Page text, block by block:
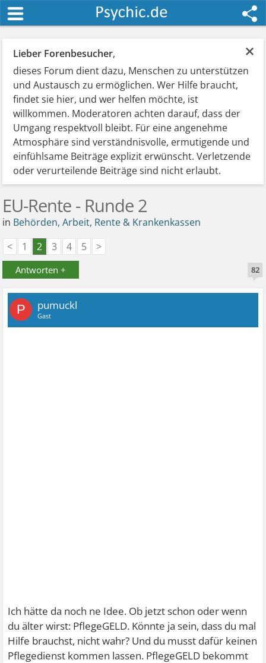
×
Lieber Forenbesucher,
dieses Forum dient dazu, Menschen zu unterstützen
und Austausch zu ermöglichen. Wer Hilfe braucht,
findet sie hier, und wer helfen möchte, ist
willkommen. Moderatoren achten darauf, dass der
Umgang respektvoll bleibt. Für eine angenehme
Atmosphäre sind verständnisvolle, ermutigende und
einfühlsame Beiträge explizit erwünscht. Verletzende
oder verurteilende Beiträge sind nicht erlaubt.
EU-Rente - Runde 2
in Behörden, Arbeit, Rente & Krankenkassen
<
1 2 3 4 5 >
Antworten + 82
P pumuckl
Gast
Ich hätte da noch ne Idee. Ob jetzt schon oder wenn
du älter wirst: PflegeGELD. Könnte ja sein, dass du mal
Hilfe brauchst, nicht wahr? Und du musst dafür keinen
Pflegedienst kommen lassen. PflegeGELD bekommt